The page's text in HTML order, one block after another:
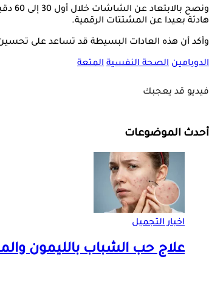
هادئة بعيدا عن المشتتات الرقمية.
وأكد أن هذه العادات البسيطة قد تساعد على تحسين
الدوبامين الصحة النفسية المتعة
فيديو قد يعجبك
أحدث الموضوعات
اخبار التجميل
علاج حب الشباب بالليمون